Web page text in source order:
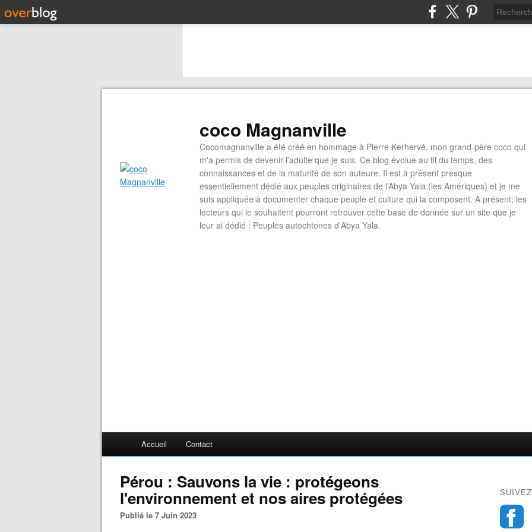
coco Magnanville
Cocomagnanville a été créé en hommage à Pierre Kerhervé, mon grand-père coco qui
m'a permis de devenir l'adulte que je suis. Ce blog évolue au fil du temps, des
connaissances et de la maturité de son auteure. Il est à présent presque
essentiellement dédié aux peuples originaires de l’Abya Yala (les Amériques) et je me
suis appliquée à documenter chaque peuple et culture qui la composent. A présent, les
lecteurs qui le souhaitent pourront retrouver cette base de donnée sur un site que je
leur ai dédié : Peuples autochtones d'Abya Yala.
Accueil Contact
Pérou : Sauvons la vie : protégeons
l'environnement et nos aires protégées
Publié le 7 Juin 2023